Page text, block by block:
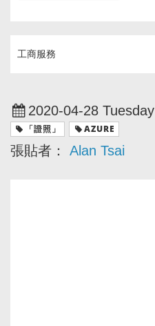
工商服務
2020-04-28 Tuesday
「證照」 AZURE
張貼者： Alan Tsai